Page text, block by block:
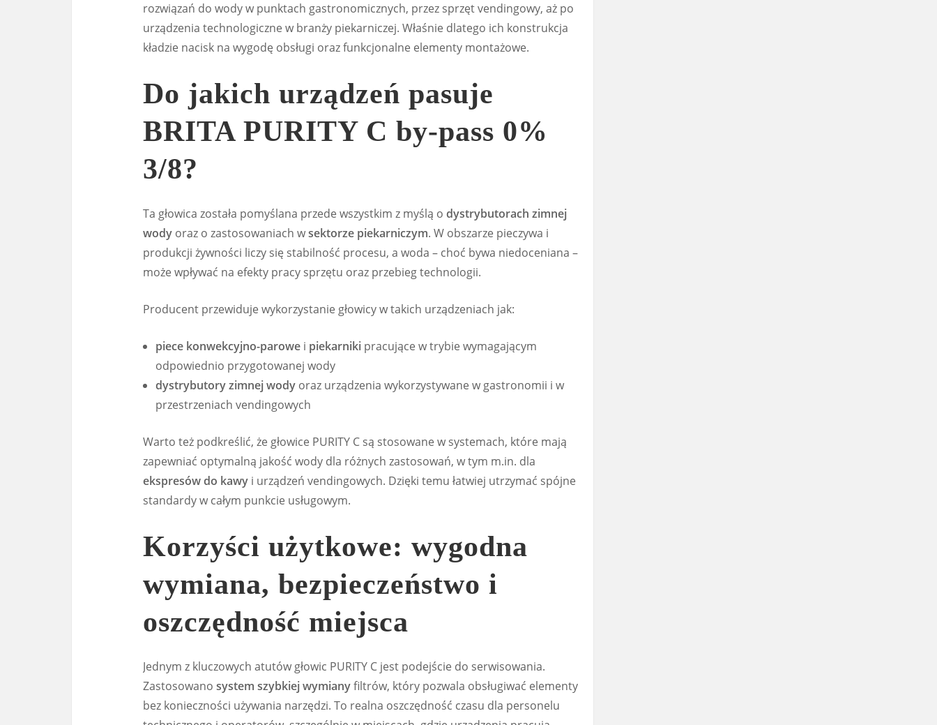
rozwiązań do wody w punktach gastronomicznych, przez sprzęt vendingowy, aż po
urządzenia technologiczne w branży piekarniczej. Właśnie dlatego ich konstrukcja
kładzie nacisk na wygodę obsługi oraz funkcjonalne elementy montażowe.
Do jakich urządzeń pasuje
BRITA PURITY C by-pass 0%
3/8?
Ta głowica została pomyślana przede wszystkim z myślą o dystrybutorach zimnej
wody oraz o zastosowaniach wsektorze piekarniczym. W obszarze pieczywa i
produkcji żywności liczy się stabilność procesu, a woda – choć bywa niedoceniana –
może wpływać na efekty pracy sprzętu oraz przebieg technologii.
Producent przewiduje wykorzystanie głowicy w takich urządzeniach jak:
piece konwekcyjno-parowe i piekarniki pracujące w trybie wymagającym
odpowiednio przygotowanej wody
dystrybutory zimnej wody oraz urządzenia wykorzystywane w gastronomii i w
przestrzeniach vendingowych
Warto też podkreślić, że głowice PURITY C są stosowane w systemach, które mają
zapewniać optymalną jakość wody dla różnych zastosowań, w tym m.in. dla
ekspresów do kawy i urządzeń vendingowych. Dzięki temu łatwiej utrzymać spójne
standardy w całym punkcie usługowym.
Korzyści użytkowe: wygodna
wymiana, bezpieczeństwo i
oszczędność miejsca
Jednym z kluczowych atutów głowic PURITY C jest podejście do serwisowania.
Zastosowano system szybkiej wymianyfiltrów, który pozwala obsługiwać elementy
bez konieczności używania narzędzi. To realna oszczędność czasu dla personelu